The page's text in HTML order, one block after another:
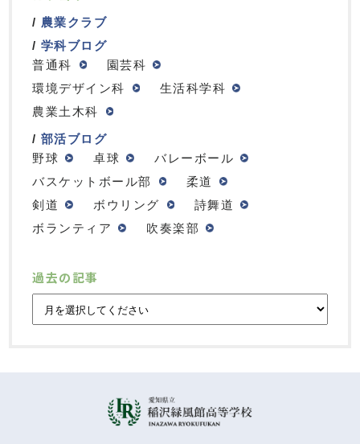
農業クラブ
学科ブログ
普通科
園芸科
環境デザイン科
生活科学科
農業土木科
部活ブログ
野球
卓球
バレーボール
バスケットボール部
柔道
剣道
ボウリング
詩舞道
ボランティア
吹奏楽部
過去の記事